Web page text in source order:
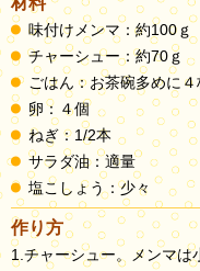
味付けメンマ：約100ｇ
チャーシュー：約70ｇ
ごはん：お茶碗多めに
卵：４個
ねぎ：1/2本
サラダ油：適量
塩こしょう：少々
作り方
1.チャーシュー。メンマは